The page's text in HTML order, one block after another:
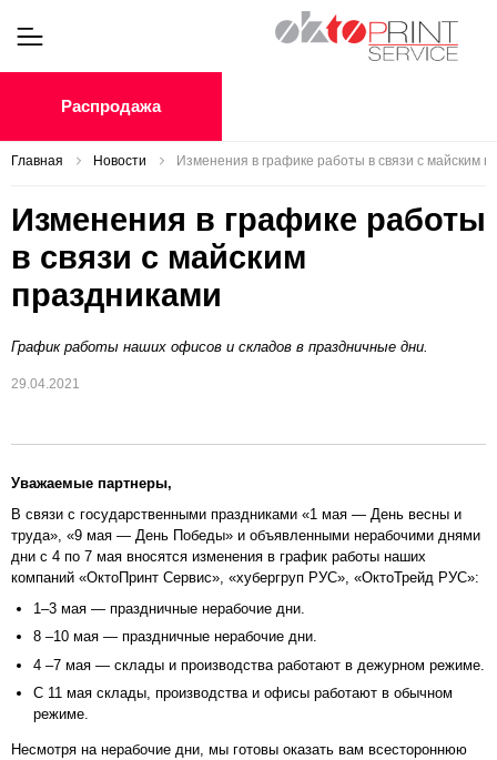
Распродажа
Главная Новости Изменения в графике работы в связи с майским
Изменения в графике работы
в связи с майским
праздниками
График работы наших офисов и складов в праздничные дни.
29.04.2021
Уважаемые партнеры,
В связи с государственными праздниками «1 мая — День весны и
труда», «9 мая — День Победы» и объявленными нерабочими днями
дни с 4 по 7 мая вносятся изменения в график работы наших
компаний «ОктоПринт Сервис», «хубергруп РУС», «ОктоТрейд РУС»:
1–3 мая — праздничные нерабочие дни.
8 –10 мая — праздничные нерабочие дни.
4 –7 мая — склады и производства работают в дежурном режиме.
С 11 мая склады, производства и офисы работают в обычном
режиме.
Несмотря на нерабочие дни, мы готовы оказать вам всестороннюю